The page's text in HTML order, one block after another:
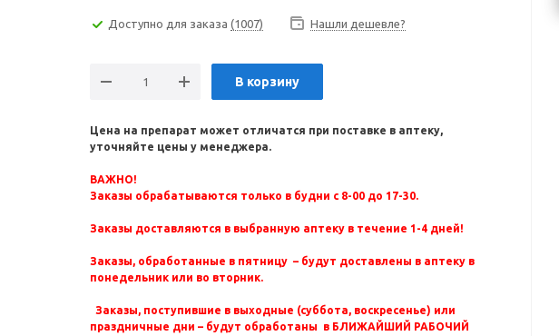
Доступно для заказа (1007) Нашли дешевле?
В корзину
Цена на препарат может отличатся при поставке в аптеку,
уточняйте цены у менеджера.
ВАЖНО!
Заказы обрабатываются только в будни с 8-00 до 17-30.
Заказы доставляются в выбранную аптеку в течение 1-4 дней!
Заказы, обработанные в пятницу – будут доставлены в аптеку в
понедельник или во вторник.
Заказы, поступившие в выходные (суббота, воскресенье) или
праздничные дни – будут обработаны в БЛИЖАЙШИЙ РАБОЧИЙ